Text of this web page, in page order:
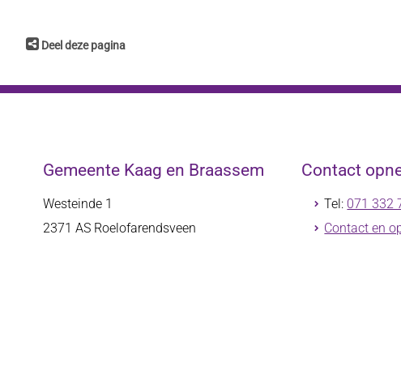
Deel deze pagina
Gemeente Kaag en Braassem
Westeinde 1
2371 AS Roelofarendsveen
Contact
Tel: 071 332
Contact en